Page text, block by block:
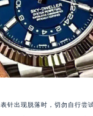
针出现脱落时，切勿自行尝